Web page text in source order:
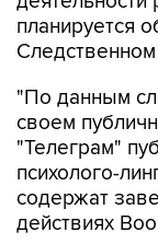
планируется
"По данным
своем
"Телеграм"
психолого-
содержат
действиях